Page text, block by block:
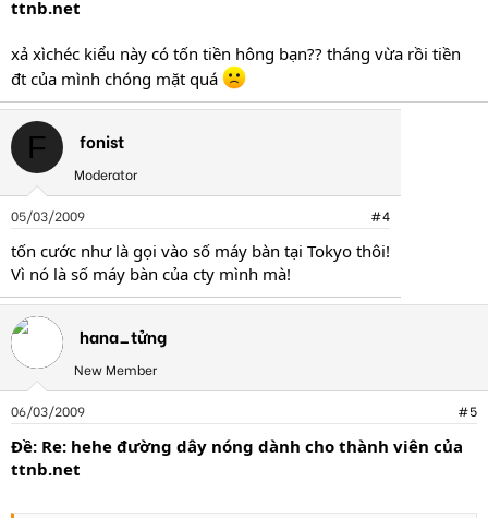
ttnb.net
xả xìchéc kiểu này có tốn tiền hông bạn?? tháng vừa rồi tiền
đt của mình chóng mặt quá
F fonist
Moderator
05/03/2009 #4
tốn cước như là gọi vào số máy bàn tại Tokyo thôi!
Vì nó là số máy bàn của cty mình mà!
hana_tửng
New Member
06/03/2009 #5
Ðề: Re: hehe đường dây nóng dành cho thành viên của
ttnb.net